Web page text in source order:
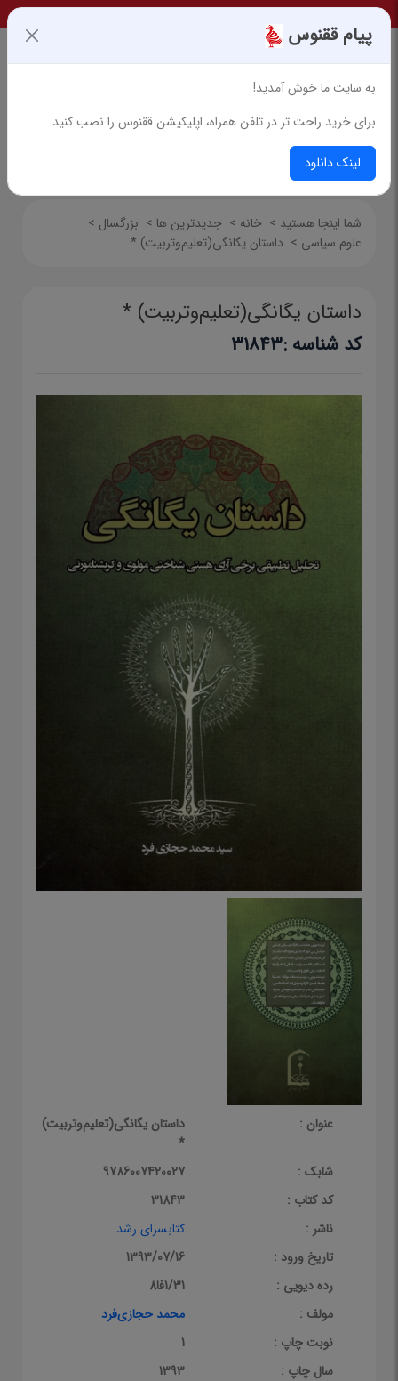
شما اینجا هستید > خانه > جدیدترین ها > بزرگسال >
علوم سیاسی > داستان یگانگی(تعلیم‌وتربیت) *
داستان یگانگی(تعلیم‌وتربیت) *
کد شناسه :31843
عنوان :
داستان یگانگی(تعلیم‌وتربیت)
*
شابک :
9786007420027
کد کتاب :
31843
ناشر :
کتابسرای رشد
تاریخ ورود :
1393/07/16
رده دیویی :
1/31فا8
مولف :
محمد حجازی‌فرد
نوبت چاپ :
1
سال چاپ :
1393
پیام ققنوس
به سایت ما خوش آمدید!
برای خرید راحت تر در تلفن همراه، اپلیکیشن ققنوس را نصب کنید.
لینک دانلود